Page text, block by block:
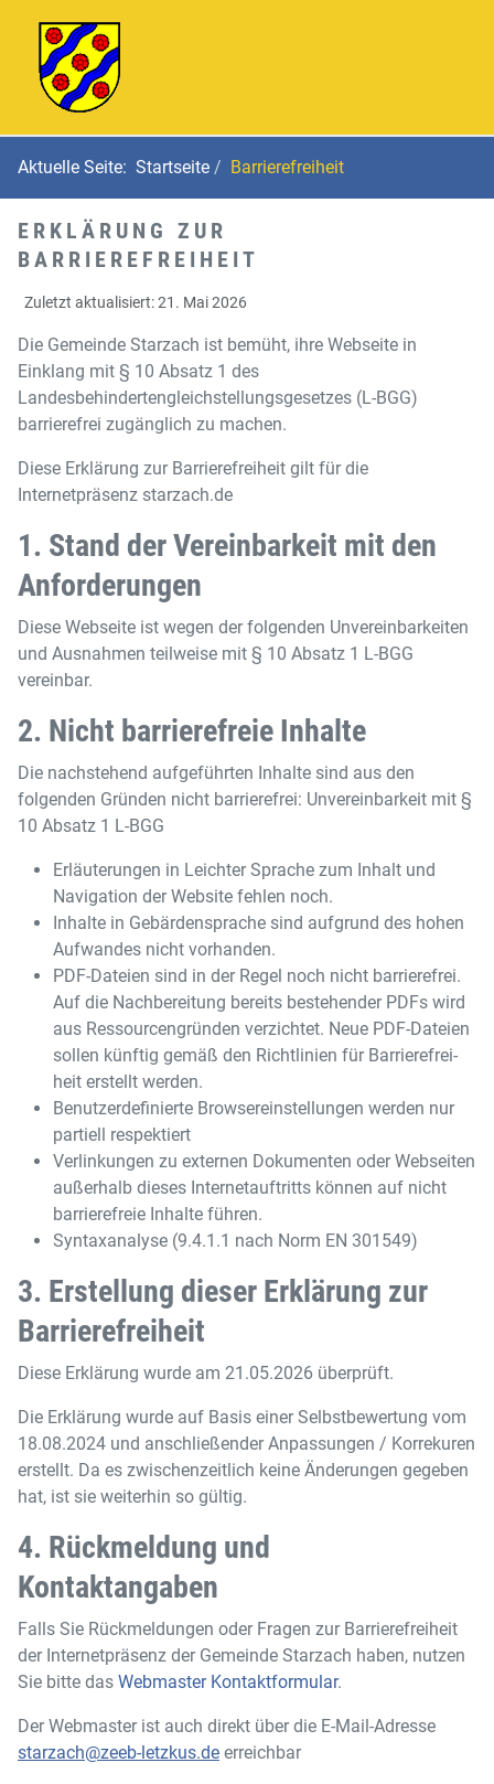
Aktuelle Seite: Startseite Barrierefreiheit
ERKLÄRUNG ZUR
BARRIEREFREIHEIT
Zuletzt aktualisiert: 21. Mai 2026
Die Gemeinde Starzach ist bemüht, ihre Webseite in
Einklang mit § 10 Absatz 1 des
Landesbehindertengleichstellungsgesetzes (L-BGG)
barrierefrei zugänglich zu machen.
Diese Erklärung zur Barrierefreiheit gilt für die
Internetpräsenz starzach.de
1. Stand der Vereinbarkeit mit den
Anforderungen
Diese Webseite ist wegen der folgenden Unvereinbarkeiten
und Ausnahmen teilweise mit § 10 Absatz 1 L-BGG
vereinbar.
2. Nicht barrierefreie Inhalte
Die nachstehend aufgeführten Inhalte sind aus den
folgenden Gründen nicht barrierefrei: Unvereinbarkeit mit §
10 Absatz 1 L-BGG
Erläuterungen in Leichter Sprache zum Inhalt und
Navigation der Website fehlen noch.
Inhalte in Gebärdensprache sind aufgrund des hohen
Aufwandes nicht vorhanden.
PDF-Dateien sind in der Regel noch nicht barrierefrei.
Auf die Nachbereitung bereits bestehender PDFs wird
aus Ressourcengründen verzichtet. Neue PDF-​Dateien
sollen künftig gemäß den Richt­li­ni­en für Bar­rie­re­frei­
heit erstellt werden.
Benutzerdefinierte Browsereinstellungen werden nur
partiell respektiert
Verlinkungen zu externen Dokumenten oder Webseiten
außerhalb dieses Internetauftritts können auf nicht
barrierefreie Inhalte führen.
Syntaxanalyse (9.4.1.1 nach Norm EN 301549)
3. Erstellung dieser Erklärung zur
Barrierefreiheit
Diese Erklärung wurde am 21.05.2026 überprüft.
Die Erklärung wurde auf Basis einer Selbstbewertung vom
18.08.2024 und anschließender Anpassungen / Korrekuren
erstellt. Da es zwischenzeitlich keine Änderungen gegeben
hat, ist sie weiterhin so gültig.
4. Rückmeldung und
Kontaktangaben
Falls Sie Rückmeldungen oder Fragen zur Barrierefreiheit
der Internetpräsenz der Gemeinde Starzach haben, nutzen
Sie bitte das Webmaster Kontaktformular.
Der Webmaster ist auch direkt über die E-Mail-Adresse
starzach@zeeb-letzkus.de erreichbar